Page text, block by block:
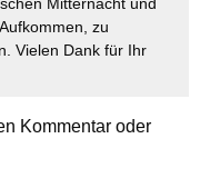
zu
Vielen Dank für Ihr
Kommentar oder